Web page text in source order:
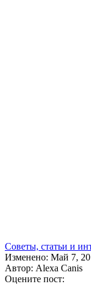
Советы, статьи и
Изменено: Май 7,
Автор: Alexa Canis
Оцените пост: